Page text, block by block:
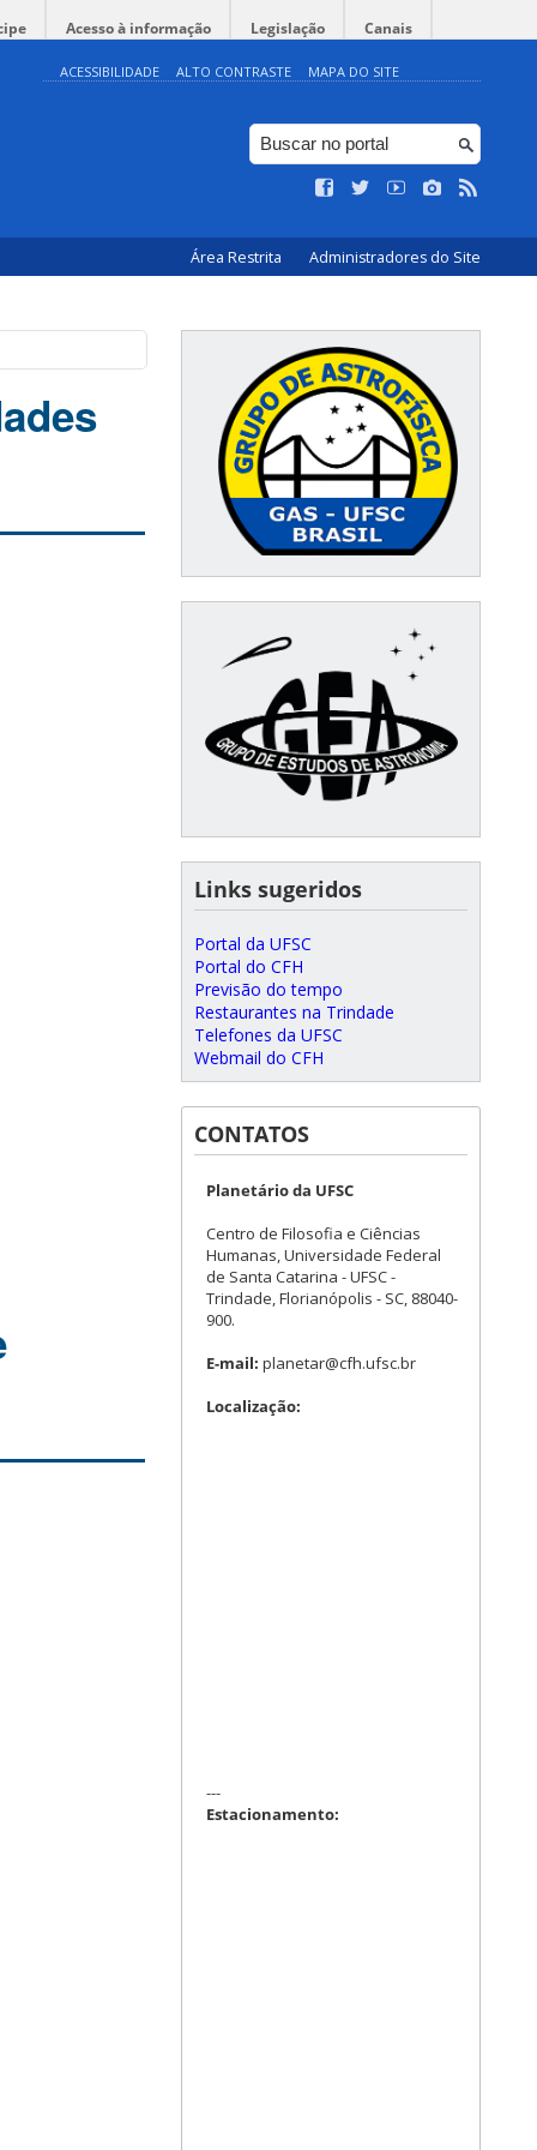
Acesso à informação Legislação Canais
ACESSIBILIDADE ALTO CONTRASTE MAPA DO SITE
Área Restrita Administradores do Site
Links sugeridos
Portal da UFSC
Portal do CFH
Previsão do tempo
Restaurantes na Trindade
Telefones da UFSC
Webmail do CFH
CONTATOS
Planetário da UFSC
Centro de Filosofia e Ciências
Humanas, Universidade Federal
de Santa Catarina - UFSC -
Trindade, Florianópolis - SC, 88040-
900.
E-mail: planetar@cfh.ufsc.br
Localização:
---
Estacionamento: